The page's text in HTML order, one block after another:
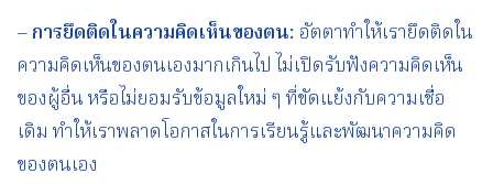
–การยึดติดในความคิดเห็นของตน: อัตตาทำให้เรายึดติดใน
ความคิดเห็นของตนเองมากเกินไป ไม่เปิดรับฟังความคิดเห็น
ของผู้อื่น หรือไม่ยอมรับข้อมูลใหม่ ๆ ที่ขัดแย้งกับความเชื่อ
เดิม ทำให้เราพลาดโอกาสในการเรียนรู้และพัฒนาความคิด
ของตนเอง